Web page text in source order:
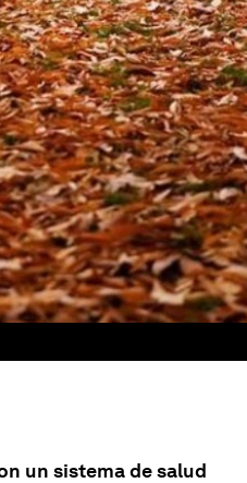
un sistema de salud